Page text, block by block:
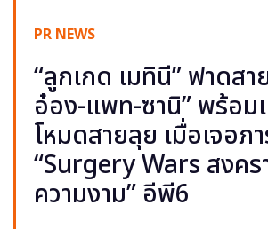
PR NEWS
“ลูกเกด เมทินี” ฟาดสา
อ๋อง-แพท-ซานิ” พร้อม
โหมดสายลุย เมื่อเจอภ
“Surgery Wars สงค
ความงาม” อีพี6